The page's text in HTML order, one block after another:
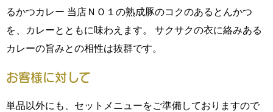
るかつカレー 当店ＮＯ１の熟成豚のコクのあるとんかつ
を、カレーとともに味わえます。 サクサクの衣に絡みある
カレーの旨みとの相性は抜群です。
お客様に対して
単品以外にも、セットメニューをご準備しておりますので